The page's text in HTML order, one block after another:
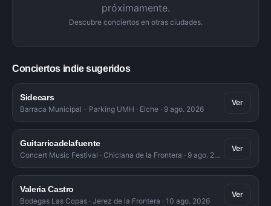
próximamente.
Descubre conciertos en otras ciudades.
Conciertos indie sugeridos
Sidecars
Barraca Municipal - Parking UMH · Elche · 9 ago. 2026
Ver
Guitarricadelafuente
Concert Music Festival · Chiclana de la Frontera · 9 ago. 2026
Ver
Valeria Castro
Bodegas Las Copas · Jerez de la Frontera · 10 ago. 2026
Ver